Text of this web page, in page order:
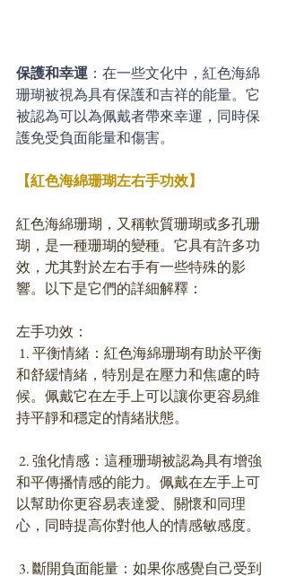
保護和幸運 ：在一些文化中，紅色海綿
珊瑚被視為具有保護和吉祥的能量。它
被認為可以為佩戴者帶來幸運，同時保
護免受負面能量和傷害。
【紅色海綿珊瑚左右手功效】
紅色海綿珊瑚，又稱軟質珊瑚或多孔珊
瑚，是一種珊瑚的變種。它具有許多功
效，尤其對於左右手有一些特殊的影
響。以下是它們的詳細解釋：
左手功效：
和舒緩情緒，特別是在壓力和焦慮的時
候。佩戴它在左手上可以讓你更容易維
持平靜和穩定的情緒狀態。
和平傳播情感的能力。佩戴在左手上可
以幫助你更容易表達愛、關懷和同理
心，同時提高你對他人的情感敏感度。